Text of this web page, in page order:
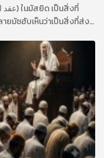
ายมัซฮับเห็นว่าเป็นสิ่งที่ส่ง
กจาก การจัดงานเลี้ยง
อนุญาตก็ต่อเมื่อสามารถ
ยิดได้อย่างเคร่งครัด